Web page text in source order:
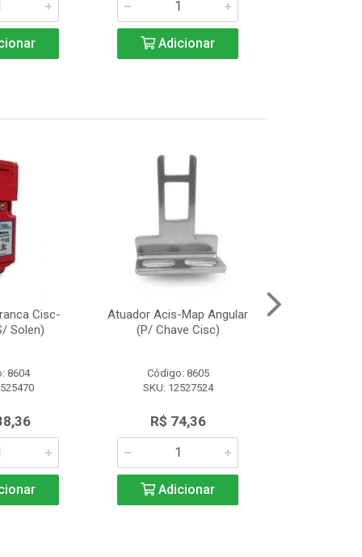
Adicionar
Cisc-
Solen)
8604
Atuador Acis-Map Angular
(P/ Chave Cisc)
Código: 8605
SKU: 12527524
R$ 74,36
Adicionar